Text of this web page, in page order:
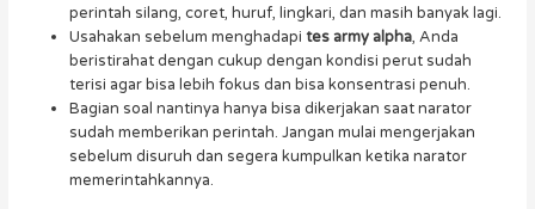
perintah silang, coret, huruf, lingkari, dan masih banyak lagi.
Usahakan sebelum menghadapi tes army alpha, Anda
beristirahat dengan cukup dengan kondisi perut sudah
terisi agar bisa lebih fokus dan bisa konsentrasi penuh.
Bagian soal nantinya hanya bisa dikerjakan saat narator
sudah memberikan perintah. Jangan mulai mengerjakan
sebelum disuruh dan segera kumpulkan ketika narator
memerintahkannya.